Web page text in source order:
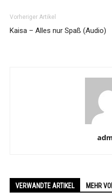
Vorheriger Artikel
Kaisa – Alles nur Spaß (Audio)
VERWANDTE ARTIKEL MEHR